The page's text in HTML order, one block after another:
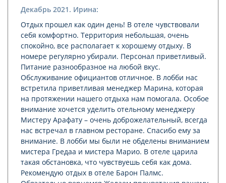
Декабрь 2021. Ирина:
Отдых прошел как один день! В отеле чувствовали
себя комфортно. Территория небольшая, очень
спокойно, все располагает к хорошему отдыху. В
номере рeгулярно убирали. Персонал приветливый.
Питание разнообразное на любой вкус.
Обслуживание официантов отличное. В лобби нас
встретила приветливая менеджер Марина, которая
на протяжении нашего отдыха нам помогала. Особое
внимание хочется уделить отельному менеджеру
Мистеру Арафату – очень доброжелательный, всегда
нас встречал в главном ресторане. Спасибо ему за
внимание. В лобби мы были не обделены вниманием
мистера Гредаа и мистера Марио. В отеле царила
такая обстановка, что чувствуешь себя как дома.
Рекомендую отдых в отеле Барон Палмс.